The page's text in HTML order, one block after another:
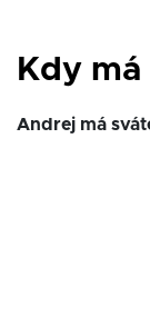
Kdy
Andrej má